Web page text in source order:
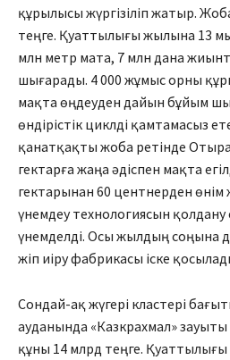
құрылысы жүргізіліп жатыр.
теңге. Қуаттылығы жылына 13
млн метр мата, 7 млн дана
шығарады. 4 000 жұмыс орны
мақта өңдеуден да­йын бұйым
өндірістік циклді қамтамасыз
қанатқақты жоба ретінде
гектарға жаңа әдіспен мақта
гектарынан 60 центнерден
үнемдеу технологиясын қолдану
үнемделді. Осы жылдың соңына
жіп иіру фабрикасы іске
Сондай-ақ жүгері кластері
ауданында «Казкрахмал»
құны 14 млрд теңге.